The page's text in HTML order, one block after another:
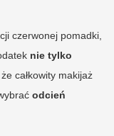
czerwonej pomadki,
nie tylko
całkowity makijaż
odcień